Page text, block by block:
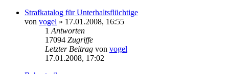
Strafkatalog für Unterhaltsflüchtige
von vogel » 17.01.2008, 16:55
1 Antworten
17094 Zugriffe
Letzter Beitrag von vogel
17.01.2008, 17:02